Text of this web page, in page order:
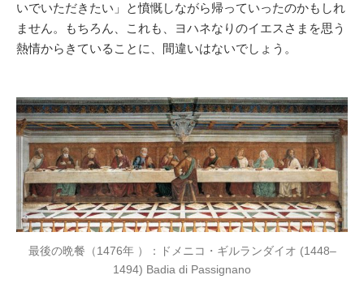
いでいただきたい」と憤慨しながら帰っていったのかもしれ
ません。もちろん、これも、ヨハネなりのイエスさまを思う
熱情からきていることに、間違いはないでしょう。
最後の晩餐（1476年 ）：ドメニコ・ギルランダイオ (1448–
1494) Badia di Passignano